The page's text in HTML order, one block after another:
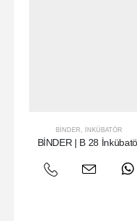
BINDER , İNKÜBATÖR
BİNDER | B 28